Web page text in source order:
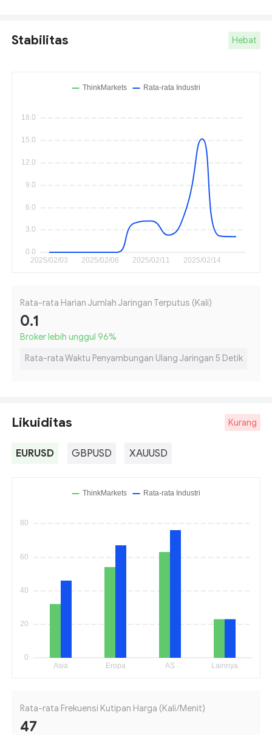
Stabilitas Hebat
Rata-rata Harian Jumlah Jaringan Terputus (Kali)
0.1
Broker lebih unggul 96%
Rata-rata Waktu Penyambungan Ulang Jaringan 5 Detik
Likuiditas Kurang
EURUSD GBPUSD XAUUSD
Rata-rata Frekuensi Kutipan Harga (Kali/Menit)
47